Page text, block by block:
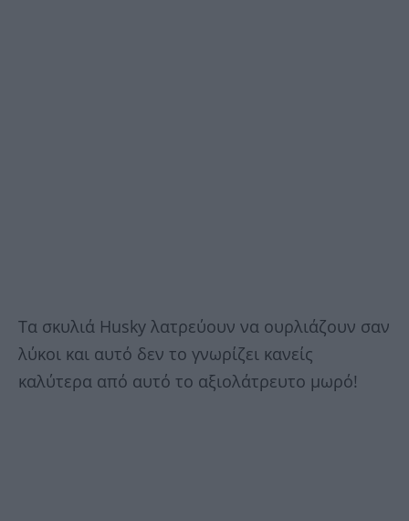
Τα σκυλιά Husky λατρεύουν να ουρλιάζουν σαν
λύκοι και αυτό δεν το γνωρίζει κανείς
καλύτερα από αυτό το αξιολάτρευτο μωρό!